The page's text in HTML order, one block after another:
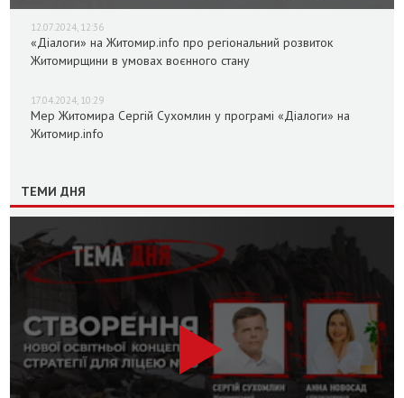
12.07.2024, 12:36
«Діалоги» на Житомир.info про регіональний розвиток
Житомирщини в умовах воєнного стану
17.04.2024, 10:29
Мер Житомира Сергій Сухомлин у програмі «Діалоги» на
Житомир.info
ТЕМИ ДНЯ